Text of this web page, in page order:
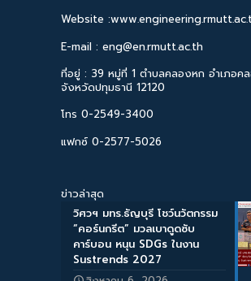
Website
E-mail : eng@en.rmutt.ac.th
ที่อยู่ : 39 หมู่ที่ 1 ตำบลคลองหก อำเภอค
จังหวัดปทุมธานี 12120
โทร 0-2549-3400
แฟกซ์ 0-2577-5026
ข่าวล่าสุด
วิศวฯ มทร.ธัญบุรี โชว์นวัตกรรม
“คอร์นกรีต” มวลเบาดูดซับ
คาร์บอน หนุน SDGs ในงาน
Sustrends 2027